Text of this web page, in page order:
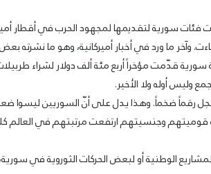
فئات سورية لتقديمها لمجهود الحرب في أقطار
وآخر ما ورد في أخبار أميركانية، وهو ما نشرته
أنّ لجنة سورية قدّمت مؤخراً أربع مئة ألف دولار لشراء
وليس أوله ولا الأخير.
رقماً ضخماً. وهذا يدل على أنّ السوريين ليسوا
قوميتهم وجنسيتهم ارتفعت مرتبتهم في العالم
الوطنية أو لبعض الحركات الثوروية في